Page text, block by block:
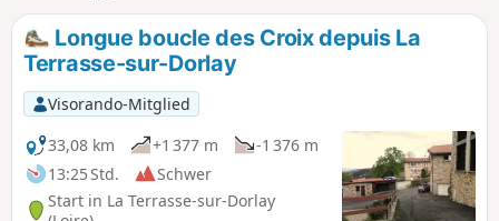
Longue boucle des Croix depuis La
Terrasse-sur-Dorlay
Visorando-Mitglied
33,08 km
+1 377 m
-1 376 m
13:25 Std.
Schwer
Start in La Terrasse-sur-Dorlay